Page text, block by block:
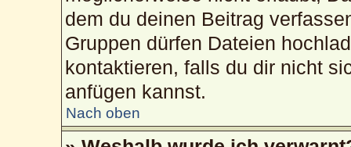
dem du deinen Beitrag
Gruppen dürfen Dateien
kontaktieren, falls du dir nicht
anfügen kannst.
Nach oben